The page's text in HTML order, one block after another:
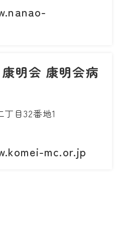
明会 康明会病
目32番地1
mc.or.jp